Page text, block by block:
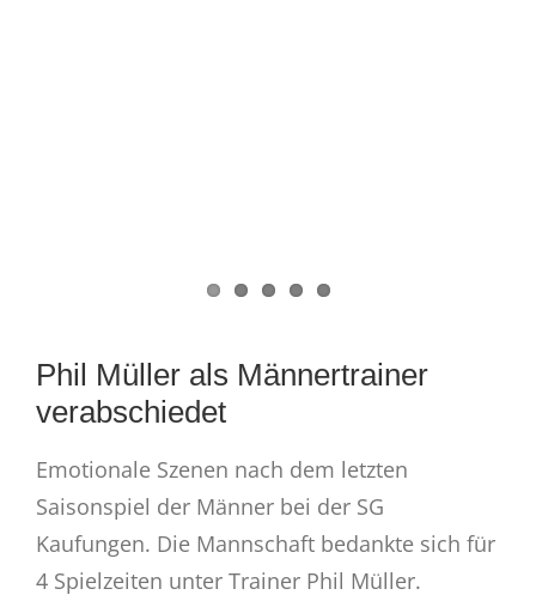
Phil Müller als Männertrainer
verabschiedet
Emotionale Szenen nach dem letzten
Saisonspiel der Männer bei der SG
Kaufungen. Die Mannschaft bedankte sich für
4 Spielzeiten unter Trainer Phil Müller.